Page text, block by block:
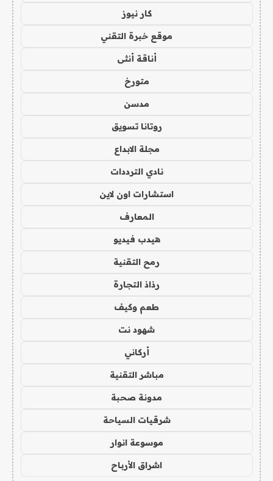
كار نيوز
موقع خبرة التقني
أناقة أنثى
متورخ
مدسن
روتانا تسويق
مجلة الابداع
نادي الترددات
استشارات اون لاين
المعارف
هيدب فيديو
رمح التقنية
رذاذ التجارة
طعم وكيف
شهود نت
أركاني
مباشر التقنية
مدونة صحبة
شرقيات السياحة
موسوعة انوار
اشراق الأرباح